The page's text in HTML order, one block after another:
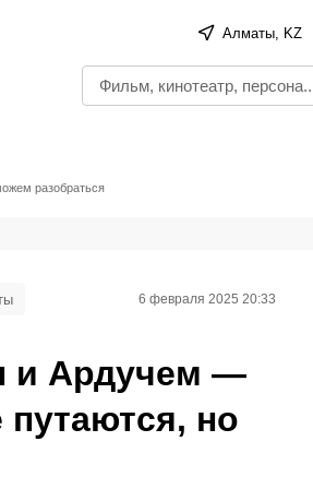
Алматы, KZ
разобраться
и Ардучем —
но
6 февраля 2025 20:33